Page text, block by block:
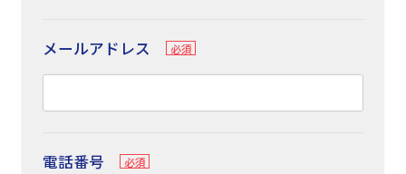
メールアドレス
電話番号